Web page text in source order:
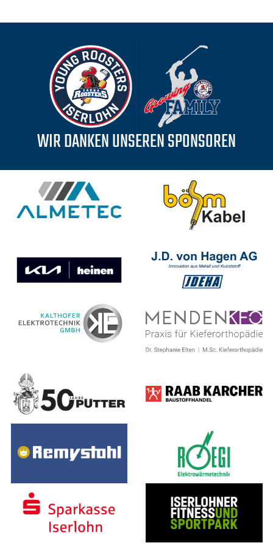
WIR DANKEN UNSEREN SPONSOREN